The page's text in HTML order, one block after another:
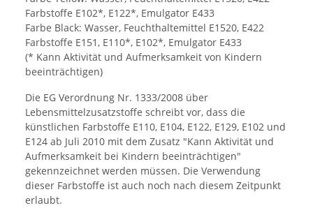
Farbstoffe E102*, E122*, Emulgator E433
Farbe Black: Wasser, Feuchthaltemittel E1520, E422
Farbstoffe E151, E110*, E102*, Emulgator E433
(* Kann Aktivität und Aufmerksamkeit von Kindern
beeinträchtigen)
Die EG Verordnung Nr. 1333/2008 über
Lebensmittelzusatzstoffe schreibt vor, dass die
künstlichen Farbstoffe E110, E104, E122, E129, E102 und
E124 ab Juli 2010 mit dem Zusatz "Kann Aktivität und
Aufmerksamkeit bei Kindern beeinträchtigen"
gekennzeichnet werden müssen. Die Verwendung
dieser Farbstoffe ist auch noch nach diesem Zeitpunkt
erlaubt.